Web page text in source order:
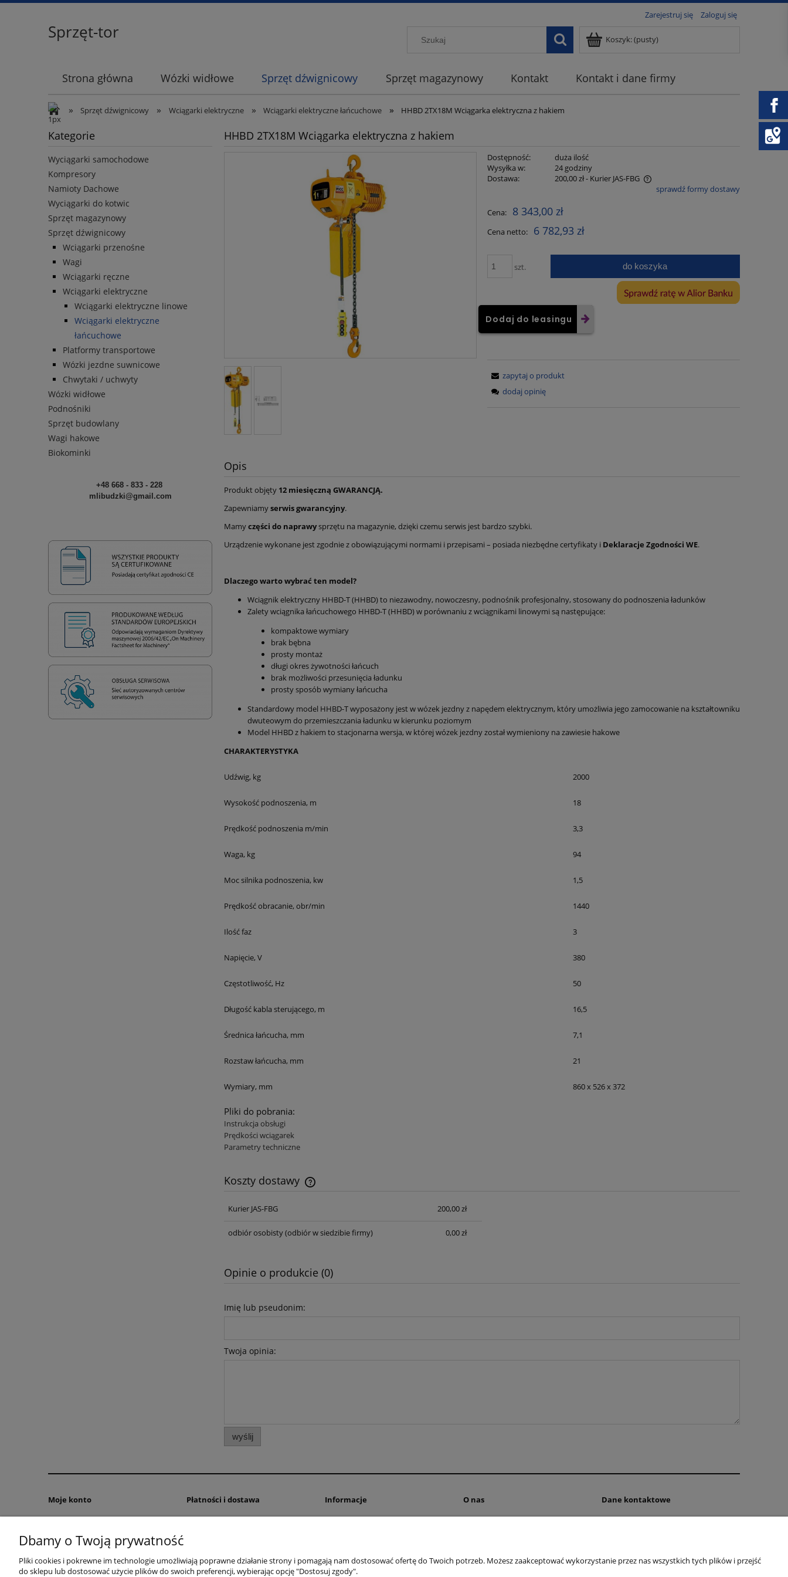
Zarejestruj się Zaloguj się
Sprzęt-tor Koszyk:(pusty)
Strona główna Wózki widłowe Sprzęt dźwignicowy Sprzęt magazynowy Kontakt Kontakt i dane firmy
» Sprzęt dźwignicowy » Wciągarki elektryczne » Wciągarki elektryczne łańcuchowe » HHBD 2TX18M Wciągarka elektryczna z hakiem
Kategorie
Wyciągarki samochodowe
Kompresory
Namioty Dachowe
Wyciągarki do kotwic
Sprzęt magazynowy
Sprzęt dźwignicowy
Wciągarki przenośne
Wagi
Wciągarki ręczne
Wciągarki elektryczne
Wciągarki elektryczne linowe
Wciągarki elektryczne
łańcuchowe
Platformy transportowe
Wózki jezdne suwnicowe
Chwytaki / uchwyty
Wózki widłowe
Podnośniki
Sprzęt budowlany
Wagi hakowe
Biokominki
+48 668 - 833 - 228
mlibudzki@gmail.com
HHBD 2TX18M Wciągarka elektryczna z hakiem
Dostępność:
duża ilość
Wysyłka w:
24 godziny
Dostawa:
200,00 zł- Kurier JAS-FBG
płatności
sprawdź formy dostawy
Cena: 8 343,00 zł
Cena netto: 6 782,93 zł
szt. do koszyka
Dodaj do leasingu
zapytaj o produkt
dodaj opinię
Opis
Produkt objęty 12 miesięczną GWARANCJĄ.
Zapewniamyserwis gwarancyjny.
Mamyczęści do naprawysprzętu na magazynie, dzięki czemu serwis jest bardzo szybki.
Urządzenie wykonane jest zgodnie z obowiązującymi normami i przepisami – posiada niezbędne certyfikaty i Deklaracje Zgodności WE.
Dlaczego warto wybrać ten model?
Wciągnik elektryczny HHBD-T (HHBD) to niezawodny, nowoczesny, podnośnik profesjonalny, stosowany do podnoszenia ładunków
Zalety wciągnika łańcuchowego HHBD-T (HHBD) w porównaniu z wciągnikami linowymi są następujące:
kompaktowe wymiary
brak bębna
prosty montaż
długi okres żywotności łańcuch
brak możliwości przesunięcia ładunku
prosty sposób wymiany łańcucha
Standardowy model HHBD-T wyposażony jest w wózek jezdny z napędem elektrycznym, który umożliwia jego zamocowanie na kształtowniku
dwuteowym do przemieszczania ładunku w kierunku poziomym
Model HHBD z hakiem to stacjonarna wersja, w której wózek jezdny został wymieniony na zawiesie hakowe
CHARAKTERYSTYKA
Udźwig, kg 2000
Wysokość podnoszenia, m 18
Prędkość podnoszenia m/min 3,3
Waga, kg 94
Moc silnika podnoszenia, kw 1,5
Prędkość obracanie, obr/min 1440
Ilość faz 3
Napięcie, V 380
Częstotliwość, Hz 50
Długość kabla sterującego, m 16,5
Średnica łańcucha, mm 7,1
Rozstaw łańcucha, mm 21
Wymiary, mm 860 x 526 x 372
Pliki do pobrania:
Instrukcja obsługi
Prędkości wciągarek
Parametry techniczne
Koszty dostawy
Cena nie zawiera ewentualnych kosztów
Kurier JAS-FBG 200,00 zł
odbiór osobisty(odbiór w siedzibie firmy) 0,00 zł
Opinie o produkcie (0)
Imię lub pseudonim:
Twoja opinia:
wyślij
Moje konto
Ustawienia konta
Przechowalnia
Płatności i dostawa Informacje
Regulamin
O nas Dane kontaktowe
woj. warmińsko-mazurskie
Dbamy o Twoją prywatność
Pliki cookies i pokrewne im technologie umożliwiają poprawne działanie strony i pomagają nam dostosować ofertę do Twoich potrzeb. Możesz zaakceptować wykorzystanie przez nas wszystkich tych plików i przejść
do sklepu lub dostosować użycie plików do swoich preferencji, wybierając opcję "Dostosuj zgody".